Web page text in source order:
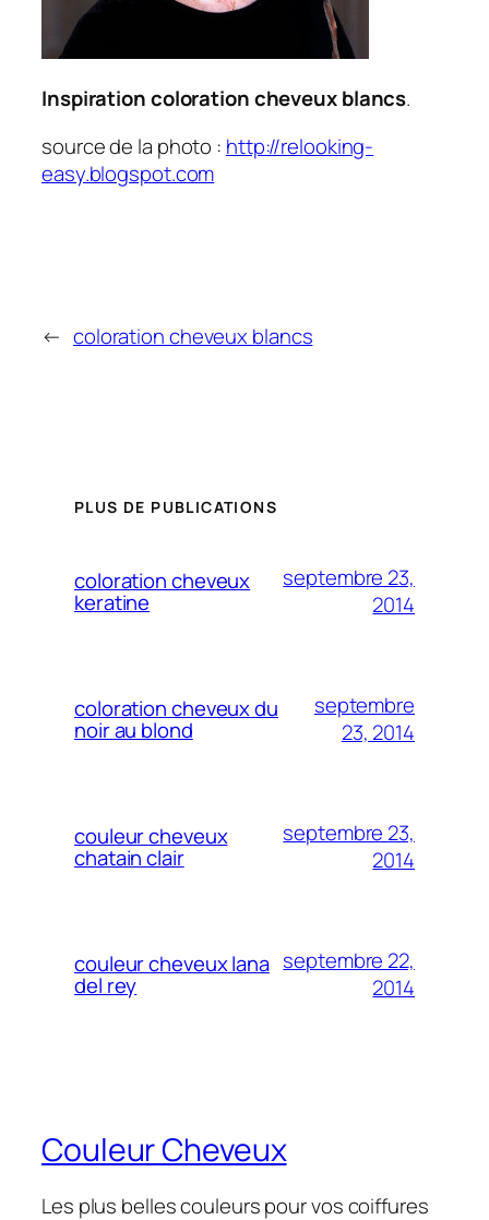
Inspiration coloration cheveux blancs.
source de la photo : http://relooking-
easy.blogspot.com
← coloration cheveux blancs
PLUS DE PUBLICATIONS
coloration cheveux
keratine
septembre 23,
2014
coloration cheveux du
noir au blond
septembre
23, 2014
couleur cheveux
chatain clair
septembre 23,
2014
couleur cheveux lana
del rey
septembre 22,
2014
Couleur Cheveux
Les plus belles couleurs pour vos coiffures